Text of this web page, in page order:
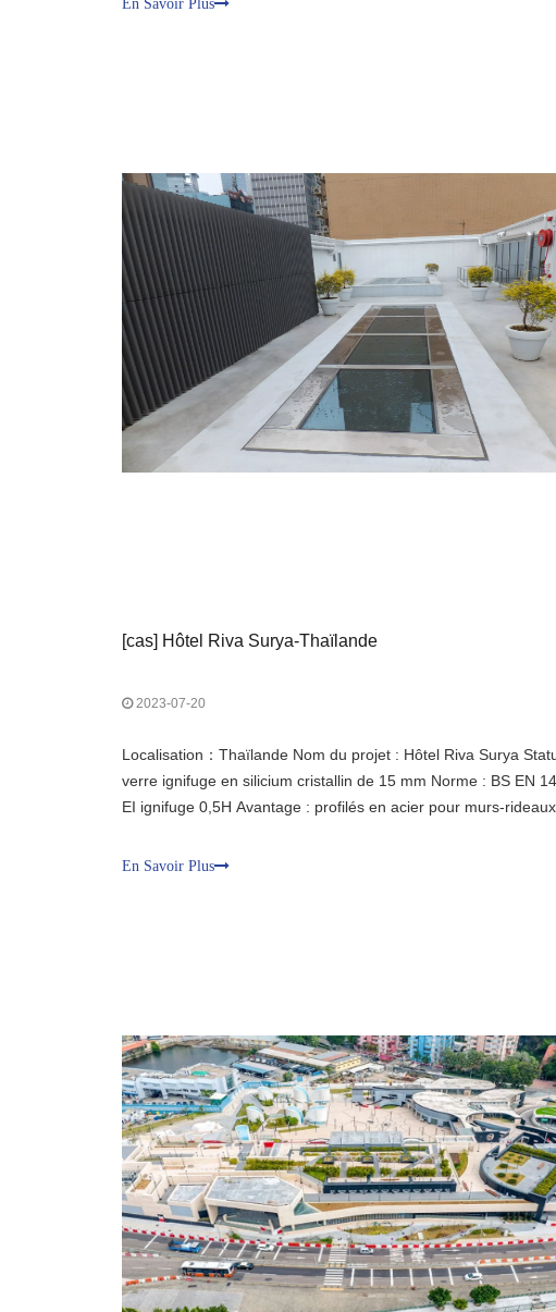
En Savoir Plus
[cas] Hôtel Riva Surya-Thaïlande
2023-07-20
Localisation：Thaïlande Nom du projet : Hôtel Riva Surya
verre ignifuge en silicium cristallin de 15 mm Norme : BS EN
EI ignifuge 0,5H Avantage : profilés en acier pour murs-
d'aluminium ; équipé de verre ignifuge de haute qualité, d'une
En Savoir Plus